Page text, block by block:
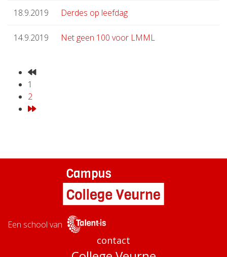
18.9.2019 Derdes op leefdag
14.9.2019 Net geen 100 voor LMML
1
2
Een school van
contact